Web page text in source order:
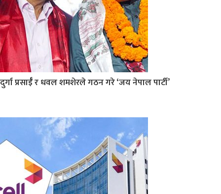
दुर्गा प्रसाईँ र धवल शमशेरले गठन गरे ‘जय नेपाल पार्टी’